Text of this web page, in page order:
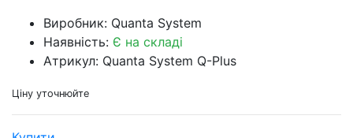
Виробник: Quanta System
Наявність: Є на складі
Атрикул: Quanta System Q-Plus
Ціну уточнюйте